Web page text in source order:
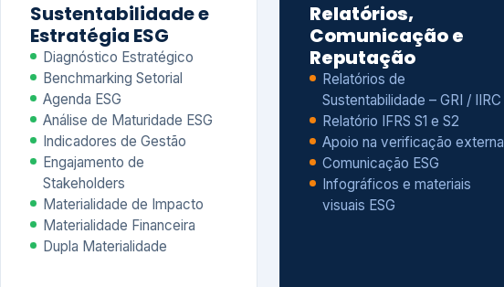
Sustentabilidade e
Estratégia ESG
Diagnóstico Estratégico
Benchmarking Setorial
Agenda ESG
Análise de Maturidade ESG
Indicadores de Gestão
Engajamento de
Stakeholders
Materialidade de Impacto
Materialidade Financeira
Dupla Materialidade
Relatórios,
Comunicação e
Reputação
Relatórios de
Sustentabilidade – GRI / IIRC
Relatório IFRS S1 e S2
Apoio na verificação externa
Comunicação ESG
Infográficos e materiais
visuais ESG